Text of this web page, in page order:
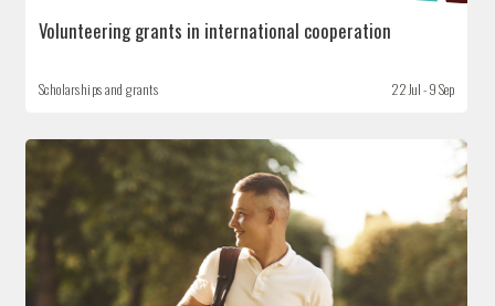
Volunteering grants in international cooperation
Scholarships and grants 22 Jul - 9 Sep